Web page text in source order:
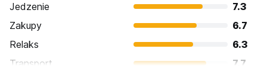
Jedzenie
7.3
Zakupy
6.7
Relaks
6.3
Transport
7.7